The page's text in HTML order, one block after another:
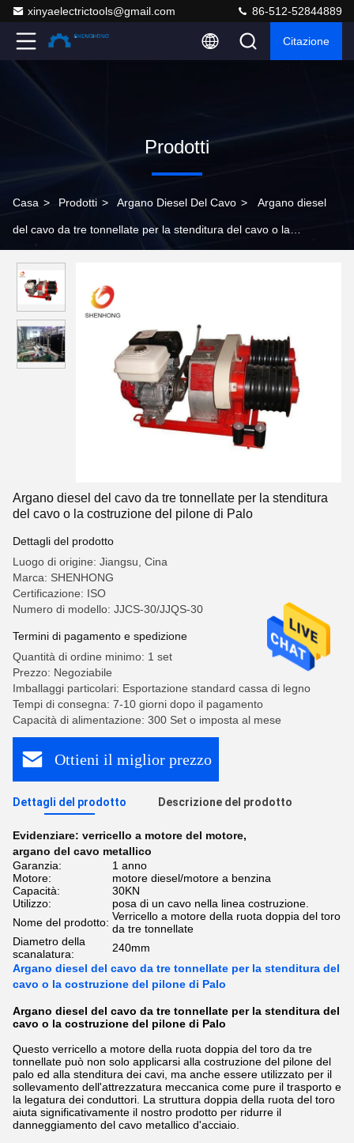
xinyaelectrictools@gmail.com 86-512-52844889
Citazione
Prodotti
Casa > Prodotti > Argano Diesel Del Cavo > Argano diesel
del cavo da tre tonnellate per la stenditura del cavo o la
Argano diesel del cavo da tre tonnellate per la stenditura
del cavo o la costruzione del pilone di Palo
Dettagli del prodotto
Luogo di origine: Jiangsu, Cina
Marca: SHENHONG
Certificazione: ISO
Numero di modello: JJCS-30/JJQS-30
Termini di pagamento e spedizione
Quantità di ordine minimo: 1 set
Prezzo: Negoziabile
Imballaggi particolari: Esportazione standard cassa di legno
Tempi di consegna: 7-10 giorni dopo il pagamento
Capacità di alimentazione: 300 Set o imposta al mese
Ottieni il miglior prezzo
Dettagli del prodotto Descrizione del prodotto
Evidenziare: verricello a motore del motore,
argano del cavo metallico
Garanzia:
1 anno
Motore:
motore diesel/motore a benzina
Capacità:
30KN
Utilizzo:
posa di un cavo nella linea costruzione.
Nome del prodotto: Verricello a motore della ruota doppia del toro
da tre tonnellate
Diametro della
scanalatura:
240mm
Argano diesel del cavo da tre tonnellate per la stenditura del
cavo o la costruzione del pilone di Palo
Argano diesel del cavo da tre tonnellate per la stenditura del
cavo o la costruzione del pilone di Palo
Questo verricello a motore della ruota doppia del toro da tre
tonnellate può non solo applicarsi alla costruzione del pilone del
palo ed alla stenditura dei cavi, ma anche essere utilizzato per il
sollevamento dell'attrezzatura meccanica come pure il trasporto e
la legatura dei conduttori. La struttura doppia della ruota del toro
aiuta significativamente il nostro prodotto per ridurre il
danneggiamento del cavo metallico d'acciaio.